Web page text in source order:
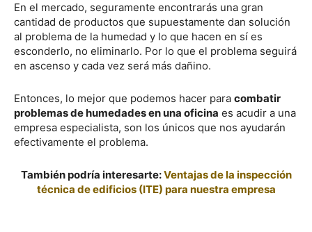
En el mercado, seguramente encontrarás una gran
cantidad de productos que supuestamente dan solución
al problema de la humedad y lo que hacen en sí es
esconderlo, no eliminarlo. Por lo que el problema seguirá
en ascenso y cada vez será más dañino.
Entonces, lo mejor que podemos hacer para combatir
problemas de humedades en una oficina es acudir a una
empresa especialista, son los únicos que nos ayudarán
efectivamente el problema.
También podría interesarte:Ventajas de la inspección
técnica de edificios (ITE) para nuestra empresa